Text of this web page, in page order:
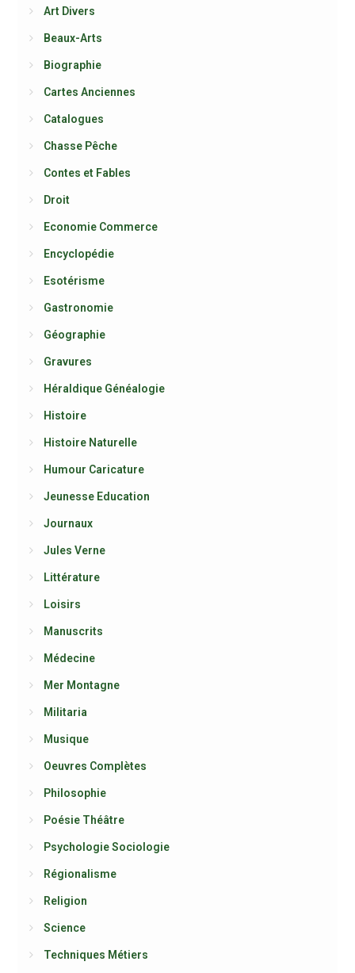
Art Divers
Beaux-Arts
Biographie
Cartes Anciennes
Catalogues
Chasse Pêche
Contes et Fables
Droit
Economie Commerce
Encyclopédie
Esotérisme
Gastronomie
Géographie
Gravures
Héraldique Généalogie
Histoire
Histoire Naturelle
Humour Caricature
Jeunesse Education
Journaux
Jules Verne
Littérature
Loisirs
Manuscrits
Médecine
Mer Montagne
Militaria
Musique
Oeuvres Complètes
Philosophie
Poésie Théâtre
Psychologie Sociologie
Régionalisme
Religion
Science
Techniques Métiers